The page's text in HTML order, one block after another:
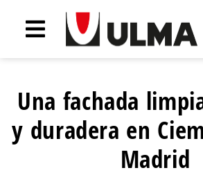
Una fachada
y duradera en
Madrid